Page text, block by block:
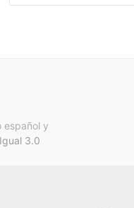
español y
3.0